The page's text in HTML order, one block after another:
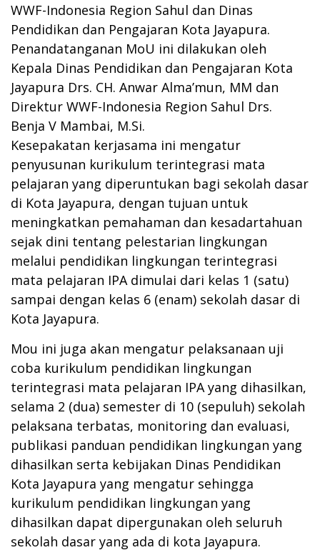
WWF-Indonesia Region Sahul dan Dinas
Pendidikan dan Pengajaran Kota Jayapura.
Penandatanganan MoU ini dilakukan oleh
Kepala Dinas Pendidikan dan Pengajaran Kota
Jayapura Drs. CH. Anwar Alma’mun, MM dan
Direktur WWF-Indonesia Region Sahul Drs.
Benja V Mambai, M.Si.
Kesepakatan kerjasama ini mengatur
penyusunan kurikulum terintegrasi mata
pelajaran yang diperuntukan bagi sekolah dasar
di Kota Jayapura, dengan tujuan untuk
meningkatkan pemahaman dan kesadartahuan
sejak dini tentang pelestarian lingkungan
melalui pendidikan lingkungan terintegrasi
mata pelajaran IPA dimulai dari kelas 1 (satu)
sampai dengan kelas 6 (enam) sekolah dasar di
Kota Jayapura.
Mou ini juga akan mengatur pelaksanaan uji
coba kurikulum pendidikan lingkungan
terintegrasi mata pelajaran IPA yang dihasilkan,
selama 2 (dua) semester di 10 (sepuluh) sekolah
pelaksana terbatas, monitoring dan evaluasi,
publikasi panduan pendidikan lingkungan yang
dihasilkan serta kebijakan Dinas Pendidikan
Kota Jayapura yang mengatur sehingga
kurikulum pendidikan lingkungan yang
dihasilkan dapat dipergunakan oleh seluruh
sekolah dasar yang ada di kota Jayapura.